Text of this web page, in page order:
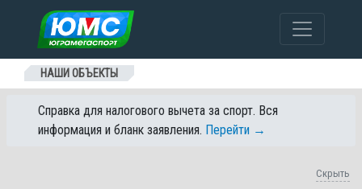
Перейти к содержанию
НАШИ ОБЪЕКТЫ
Справка для налогового вычета за спорт. Вся
информация и бланк заявления. Перейти →
Скрыть